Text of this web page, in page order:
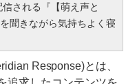
される『【萌え声と
聞きながら気持ちよく寝
Response)とは、